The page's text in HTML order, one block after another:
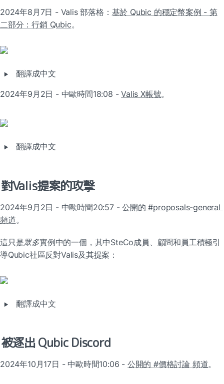
2024年8月7日 - Valis 部落格： 基於 Qubic 的穩定幣案例 - 第
二部分：行銷 Qubic。
‣ 翻譯成中文
2024年9月2日 - 中歐時間18:08 - Valis X帳號。
‣ 翻譯成中文
對Valis提案的攻擊
2024年9月2日 - 中歐時間20:57 - 公開的 #proposals-general
頻道。
這只是眾多實例中的一個，其中SteCo成員、顧問和員工積極引
導Qubic社區反對Valis及其提案：
‣ 翻譯成中文
被逐出 Qubic Discord
2024年10月17日 - 中歐時間10:06 - 公開的 #價格討論 頻道。